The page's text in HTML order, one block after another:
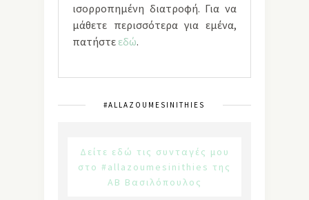
ισορροπημένη διατροφή. Για να
μάθετε περισσότερα για εμένα,
πατήστε εδώ.
#ALLAZOUMESINITHIES
Δείτε εδώ τις συνταγές μου
στο #allazoumesinithies της
ΑΒ Βασιλόπουλος